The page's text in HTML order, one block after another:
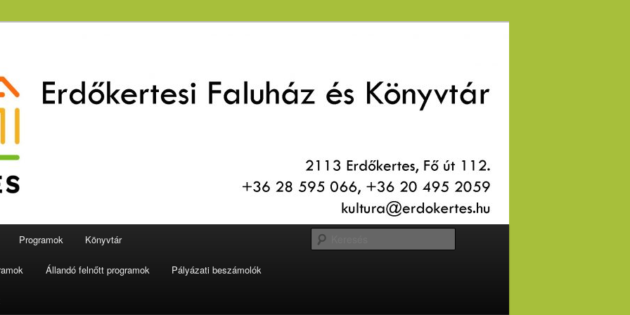
és Könyvtár
Programok Könyvtár
Állandó felnőtt programok Pályázati beszámolók